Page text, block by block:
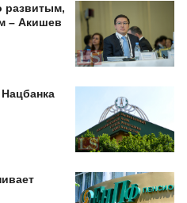
развитым,
– Акишев